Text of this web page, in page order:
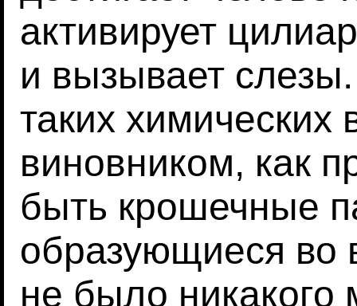
активирует
и вызывает
таких
виновником, как
быть крошечные
образующиеся во
не было никакого